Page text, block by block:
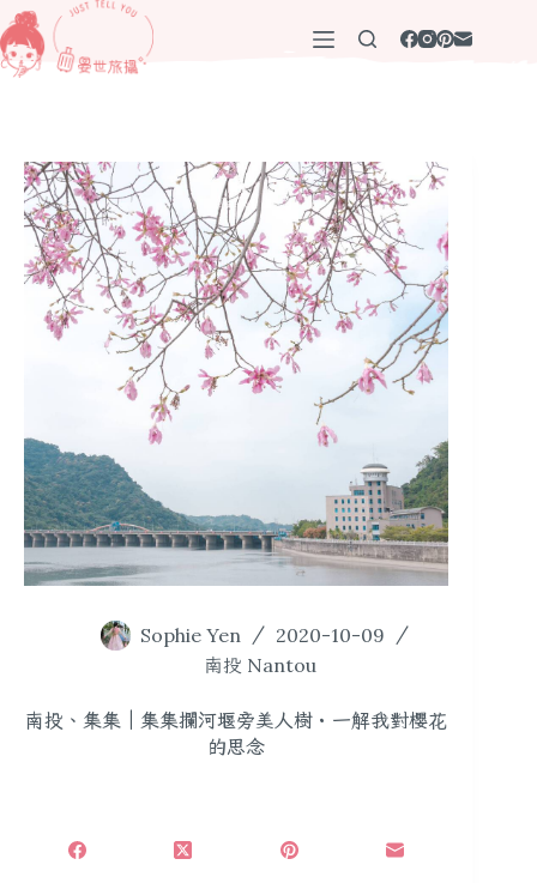
跳
至
主
Sophie Yen
2020-10-09
南投 Nantou
南投、集集｜集集攔河堰旁美人樹・一解我對櫻花
的思念